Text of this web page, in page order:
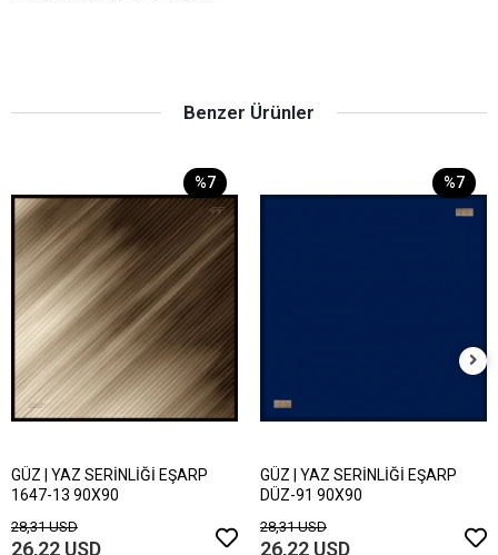
Benzer Ürünler
%7
GÜZ | YAZ SERİNLİĞİ EŞARP
1647-13 90X90
28,31 USD
26,22 USD
%7
GÜZ | YAZ SERİNLİĞİ EŞARP
DÜZ-91 90X90
28,31 USD
26,22 USD